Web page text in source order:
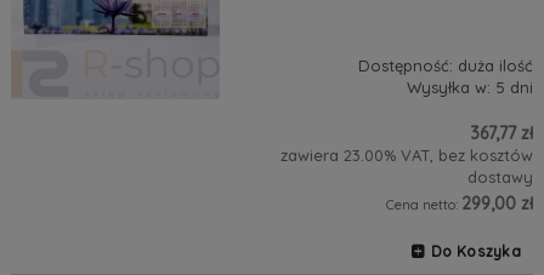
Dostępność: duża ilość
Wysyłka w: 5 dni
367,77 zł
zawiera 23.00% VAT, bez kosztów
dostawy
Cena netto: 299,00 zł
Do Koszyka